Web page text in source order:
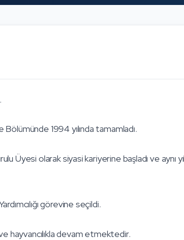
1994 yılında tamamladı.
Üyesi olarak siyasi kariyerine başladı ve aynı
görevine seçildi.
hayvancılıkla devam etmektedir.